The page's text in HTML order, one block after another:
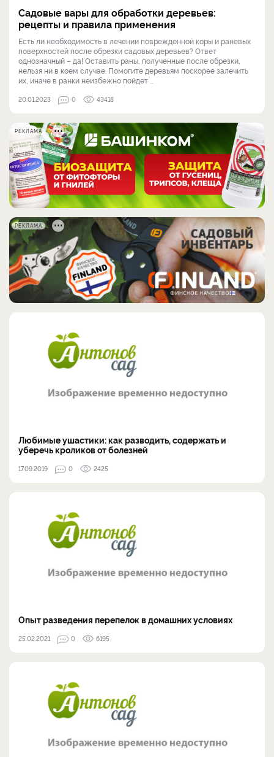
Садовые вары для обработки деревьев:
рецепты и правила применения
Есть ли необходимость в лечении поврежденной коры и раневых
поверхностей после обрезки садовых деревьев? Ответ
однозначный – да! Оставить раны, полученные после обрезки,
нельзя ни в коем случае. Помогите деревьям поскорее залечить
их, иначе в ранки неизбежно пойдет ...
20.01.2023 0 43418
РЕКЛАМА
РЕКЛАМА
Любимые ушастики: как разводить, содержать и
уберечь кроликов от болезней
17.09.2019 0 2425
Опыт разведения перепелок в домашних условиях
25.02.2021 0 6195